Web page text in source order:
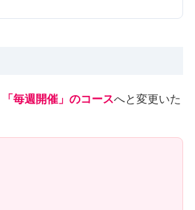
「毎週開催」のコースへと変更いた